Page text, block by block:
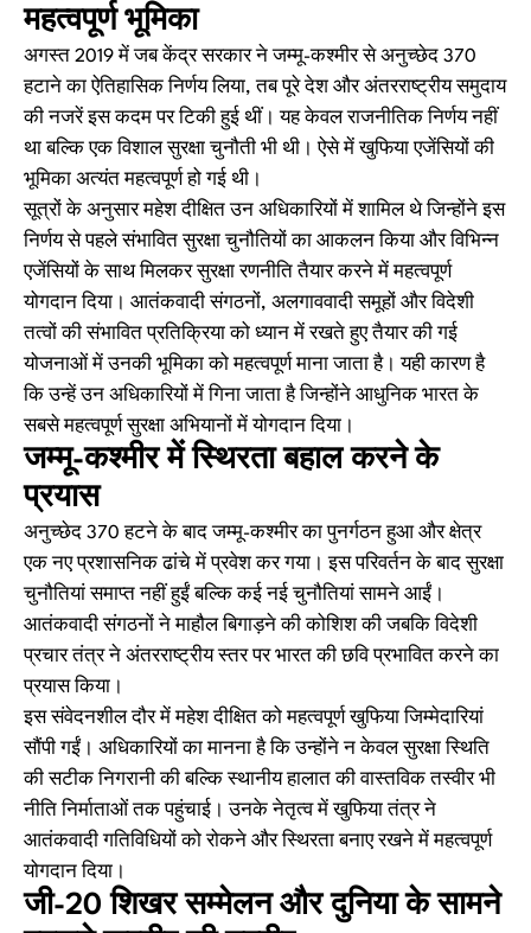
महत्वपूर्ण भूमिका
अगस्त 2019 में जब केंद्र सरकार ने जम्मू-कश्मीर से अनुच्छेद 370
हटाने का ऐतिहासिक निर्णय लिया, तब पूरे देश और अंतरराष्ट्रीय समुदाय
की नजरें इस कदम पर टिकी हुई थीं। यह केवल राजनीतिक निर्णय नहीं
था बल्कि एक विशाल सुरक्षा चुनौती भी थी। ऐसे में खुफिया एजेंसियों की
भूमिका अत्यंत महत्वपूर्ण हो गई थी।
सूत्रों के अनुसार महेश दीक्षित उन अधिकारियों में शामिल थे जिन्होंने इस
निर्णय से पहले संभावित सुरक्षा चुनौतियों का आकलन किया और विभिन्न
एजेंसियों के साथ मिलकर सुरक्षा रणनीति तैयार करने में महत्वपूर्ण
योगदान दिया। आतंकवादी संगठनों, अलगाववादी समूहों और विदेशी
तत्वों की संभावित प्रतिक्रिया को ध्यान में रखते हुए तैयार की गई
योजनाओं में उनकी भूमिका को महत्वपूर्ण माना जाता है। यही कारण है
कि उन्हें उन अधिकारियों में गिना जाता है जिन्होंने आधुनिक भारत के
सबसे महत्वपूर्ण सुरक्षा अभियानों में योगदान दिया।
जम्मू-कश्मीर में स्थिरता बहाल करने के
प्रयास
अनुच्छेद 370 हटने के बाद जम्मू-कश्मीर का पुनर्गठन हुआ और क्षेत्र
एक नए प्रशासनिक ढांचे में प्रवेश कर गया। इस परिवर्तन के बाद सुरक्षा
चुनौतियां समाप्त नहीं हुईं बल्कि कई नई चुनौतियां सामने आईं।
आतंकवादी संगठनों ने माहौल बिगाड़ने की कोशिश की जबकि विदेशी
प्रचार तंत्र ने अंतरराष्ट्रीय स्तर पर भारत की छवि प्रभावित करने का
प्रयास किया।
इस संवेदनशील दौर में महेश दीक्षित को महत्वपूर्ण खुफिया जिम्मेदारियां
सौंपी गईं। अधिकारियों का मानना है कि उन्होंने न केवल सुरक्षा स्थिति
की सटीक निगरानी की बल्कि स्थानीय हालात की वास्तविक तस्वीर भी
नीति निर्माताओं तक पहुंचाई। उनके नेतृत्व में खुफिया तंत्र ने
आतंकवादी गतिविधियों को रोकने और स्थिरता बनाए रखने में महत्वपूर्ण
योगदान दिया।
जी-20 शिखर सम्मेलन और दुनिया के सामने